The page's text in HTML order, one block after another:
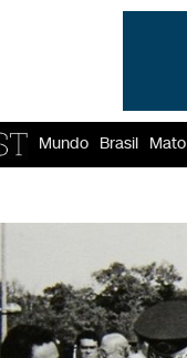
Mundo Brasil